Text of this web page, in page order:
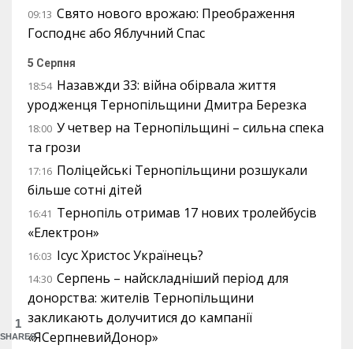
09:13 Свято нового врожаю: Преображення
Господнє або Яблучний Спас
5 Серпня
18:54 Назавжди 33: війна обірвала життя
уродженця Тернопільщини Дмитра Березка
18:00 У четвер на Тернопільщині – сильна спека
та грози
17:16 Поліцейські Тернопільщини розшукали
більше сотні дітей
16:41 Тернопіль отримав 17 нових тролейбусів
«Електрон»
16:03 Ісус Христос Українець?
14:30 Серпень – найскладніший період для
донорства: жителів Тернопільщини
закликають долучитися до кампанії
«ЯСерпневийДонор»
1
SHARES